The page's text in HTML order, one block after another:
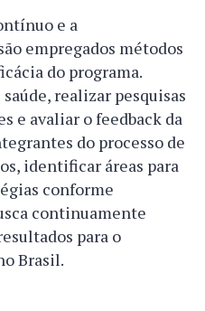
e a
empregados métodos
do programa.
realizar pesquisas
e avaliar o feedback da
do processo de
identificar áreas para
conforme
continuamente
para o
Brasil.